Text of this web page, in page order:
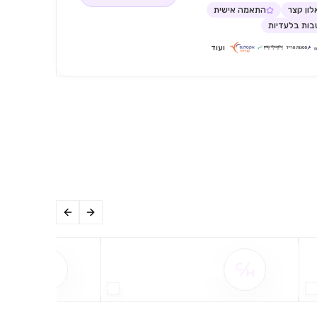
קצר
התאמה אישית
בלעדיות
ועוד